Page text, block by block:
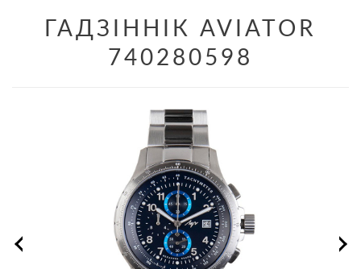
ГАДЗІННІК AVIATOR
740280598